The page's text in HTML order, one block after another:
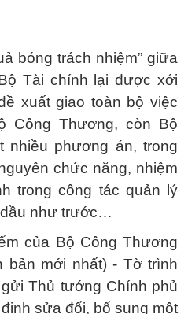
bóng trách nhiệm” giữa
Tài chính lại được xới
xuất giao toàn bộ việc
Công Thương, còn Bộ
nhiều phương án, trong
chức năng, nhiệm
trong công tác quản lý
dầu như trước…
của Bộ Công Thương
bản mới nhất) - Tờ trình
Thủ tướng Chính phủ
sửa đổi, bổ sung một